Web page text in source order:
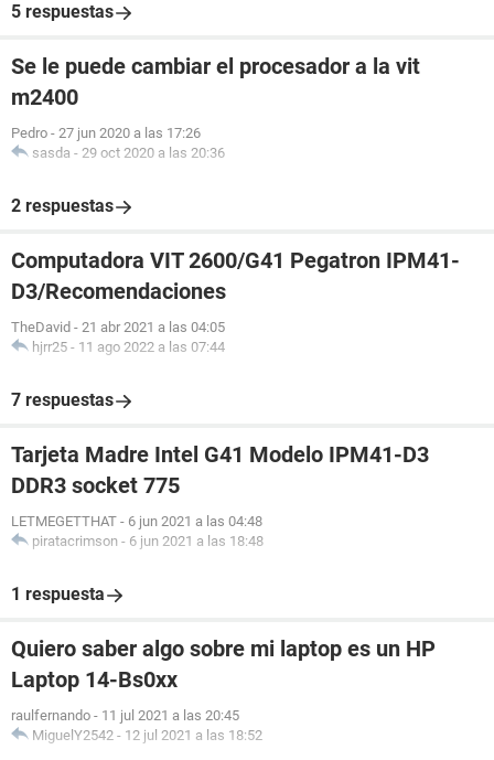
5 respuestas
Se le puede cambiar el procesador a la vit
m2400
Pedro - 27 jun 2020 a las 17:26
sasda - 29 oct 2020 a las 20:36
2 respuestas
Computadora VIT 2600/G41 Pegatron IPM41-
D3/Recomendaciones
TheDavid - 21 abr 2021 a las 04:05
hjrr25 - 11 ago 2022 a las 07:44
7 respuestas
Tarjeta Madre Intel G41 Modelo IPM41-D3
DDR3 socket 775
LETMEGETTHAT - 6 jun 2021 a las 04:48
piratacrimson - 6 jun 2021 a las 18:48
1 respuesta
Quiero saber algo sobre mi laptop es un HP
Laptop 14-Bs0xx
raulfernando - 11 jul 2021 a las 20:45
MiguelY2542 - 12 jul 2021 a las 18:52